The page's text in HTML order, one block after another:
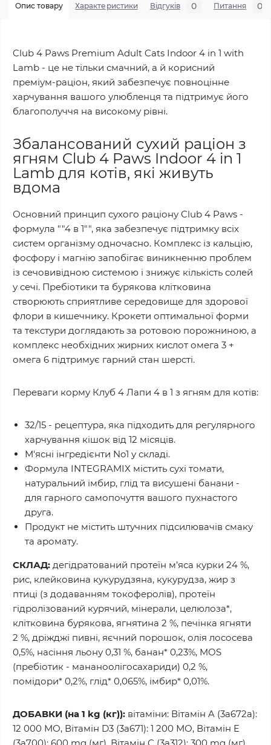
Опис товару Характеристики Відгуків 0 Питання 0
Club 4 Paws Premium Adult Cats Indoor 4 in 1 with
Lamb - це не тільки смачний, а й корисний
преміум-раціон, який забезпечує повноцінне
харчування вашого улюбленця та підтримує його
благополуччя на високому рівні.
Збалансований сухий раціон з
ягням Club 4 Paws Indoor 4 in 1
Lamb для котів, які живуть
вдома
Основний принцип сухого раціону Club 4 Paws -
формула ""4 в 1"", яка забезпечує підтримку всіх
систем організму одночасно. Комплекс із кальцію,
фосфору і магнію запобігає виникненню проблем
із сечовивідною системою і знижує кількість солей
у сечі. Пребіотики та бурякова клітковина
створюють сприятливе середовище для здорової
флори в кишечнику. Крокети оптимальної форми
та текстури доглядають за ротовою порожниною, а
комплекс необхідних жирних кислот омега 3 +
омега 6 підтримує гарний стан шерсті.
Переваги корму Клуб 4 Лапи 4 в 1 з ягням для котів:
32/15 - рецептура, яка підходить для регулярного
харчування кішок від 12 місяців.
М'ясні інгредієнти No1 у складі.
Формула INTEGRAMIX містить сухі томати,
натуральний імбир, глід та висушені банани -
для гарного самопочуття вашого пухнастого
друга.
Продукт не містить штучних підсилювачів смаку
та аромату.
СКЛАД: дегідратований протеїн м’яса курки 24 %,
рис, клейковина кукурудзяна, кукурудза, жир з
птиці (з додаванням токоферолів), протеїн
гідролізований курячий, мінерали, целюлоза*,
клітковина бурякова, ягнятина 2 %, печінка ягняти
2 %, дріжджі пивні, яєчний порошок, олія лососева
0,5%, насіння льону 0,31 %, банан* 0,23%, MOS
(пребіотик - мананоолігосахариди) 0,2 %,
помідори* 0,2%, глід* 0,065%, імбир* 0,01%.
ДОБАВКИ (на 1 kg (кг)): вітаміни: Вітамін A (3a672a):
12 000 МО, Вітамін D3 (3a671): 1 200 МО, Вітамін E